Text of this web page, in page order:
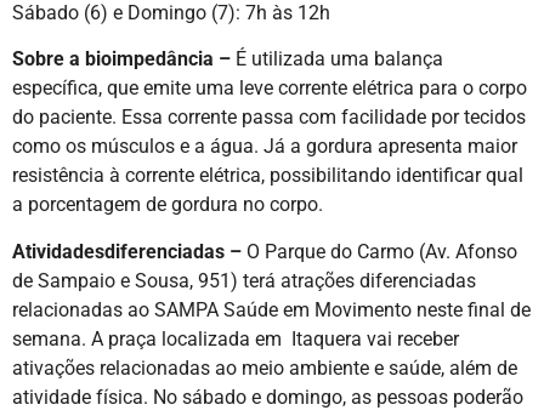
Sábado (6) e Domingo (7): 7h às 12h
Sobre a bioimpedância – É utilizada uma balança
específica, que emite uma leve corrente elétrica para o corpo
do paciente. Essa corrente passa com facilidade por tecidos
como os músculos e a água. Já a gordura apresenta maior
resistência à corrente elétrica, possibilitando identificar qual
a porcentagem de gordura no corpo.
Atividadesdiferenciadas – O Parque do Carmo (Av. Afonso
de Sampaio e Sousa, 951) terá atrações diferenciadas
relacionadas ao SAMPA Saúde em Movimento neste final de
semana. A praça localizada em Itaquera vai receber
ativações relacionadas ao meio ambiente e saúde, além de
atividade física. No sábado e domingo, as pessoas poderão